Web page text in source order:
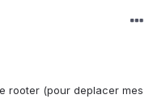
rooter (pour deplacer mes